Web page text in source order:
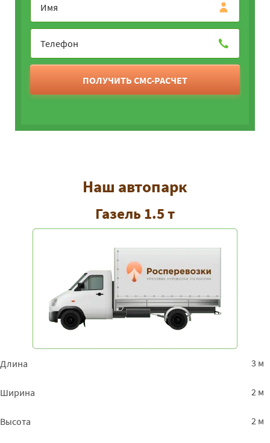
ПОЛУЧИТЬ СМС-РАСЧЕТ
Наш автопарк
Газель 1.5 т
Длина 3 м
Ширина 2 м
Высота 2 м